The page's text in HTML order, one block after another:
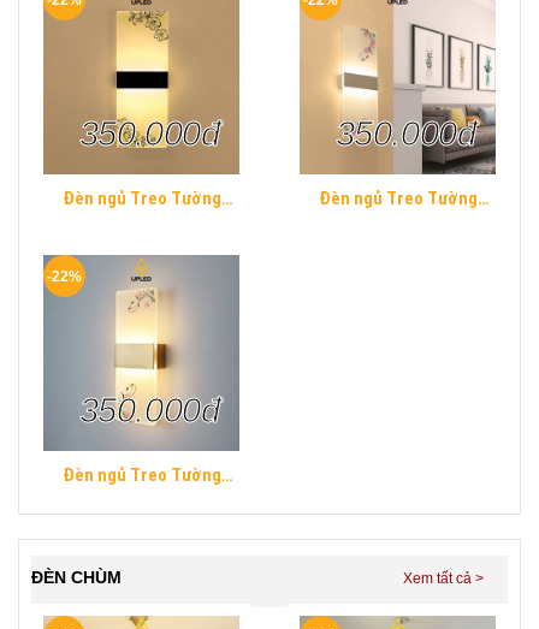
Đèn ngủ Treo Tường
ngủ hình khối chữ nhật
Hiện Đại
350.000đ
Đèn ngủ Treo Tường
350.000đ
Đèn ngủ Treo Tường
350.000đ
-22%
ĐÈN CHÙM